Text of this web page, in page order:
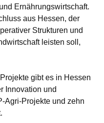
Ernährungswirtschaft.
aus Hessen, der
Strukturen und
leisten soll,
gibt es in Hessen
Innovation und
Agri-Projekte und zehn